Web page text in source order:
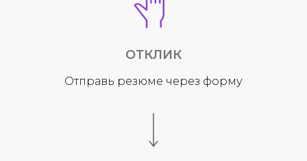
ОТКЛИК
Отправь резюме через форму